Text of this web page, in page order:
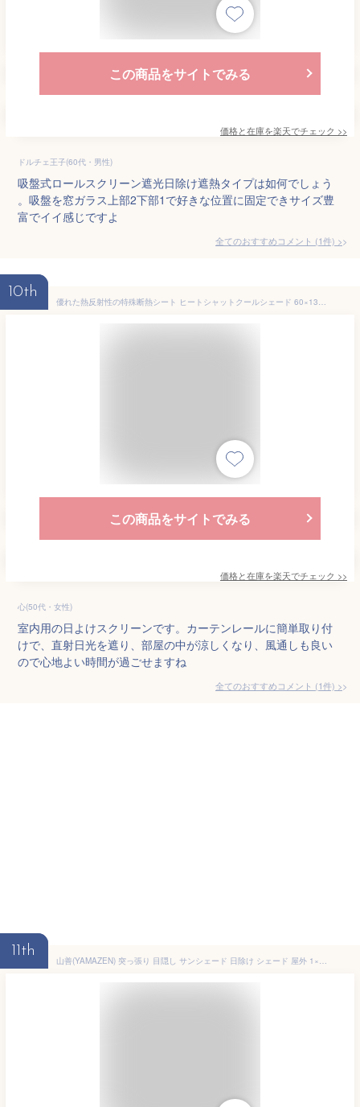
この商品をサイトでみる
価格と在庫を楽天でチェック >>
ドルチェ王子(60代・男性)
吸盤式ロールスクリーン遮光日除け遮熱タイプは如何でしょう
。吸盤を窓ガラス上部2下部1で好きな位置に固定できサイズ豊
富でイイ感じですよ
全てのおすすめコメント (1件) >
10th
優れた熱反射性の特殊断熱シート ヒートシャットクールシェード 60×135cm 室内用 日よけスクリーン シェード サンシェード ベランダ 窓 クールブラインド 日よけ暖簾 省エネ すだれ たてす よしず スクリーン 1年保証 ■[送料無料]
この商品をサイトでみる
価格と在庫を楽天でチェック >>
心(50代・女性)
室内用の日よけスクリーンです。カーテンレールに簡単取り付
けで、直射日光を遮り、部屋の中が涼しくなり、風通しも良い
ので心地よい時間が過ごせますね
全てのおすすめコメント (1件) >
11th
山善(YAMAZEN) 突っ張り 目隠し サンシェード 日除け シェード 屋外 1×2m 遮光率約76％ 紫外線遮蔽約85％ 高さ調整可能 通気性 簡単設置 水洗い可能 SPSH-1020(IV) アイボリー